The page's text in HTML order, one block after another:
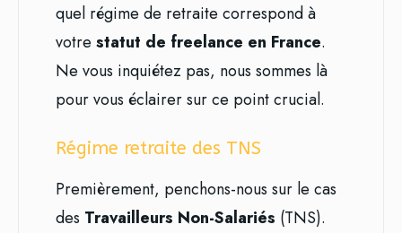
quel régime de retraite correspond à
votre statut de freelance en France.
Ne vous inquiétez pas, nous sommes là
pour vous éclairer sur ce point crucial.
Régime retraite des TNS
Premièrement, penchons-nous sur le cas
des Travailleurs Non-Salariés (TNS).